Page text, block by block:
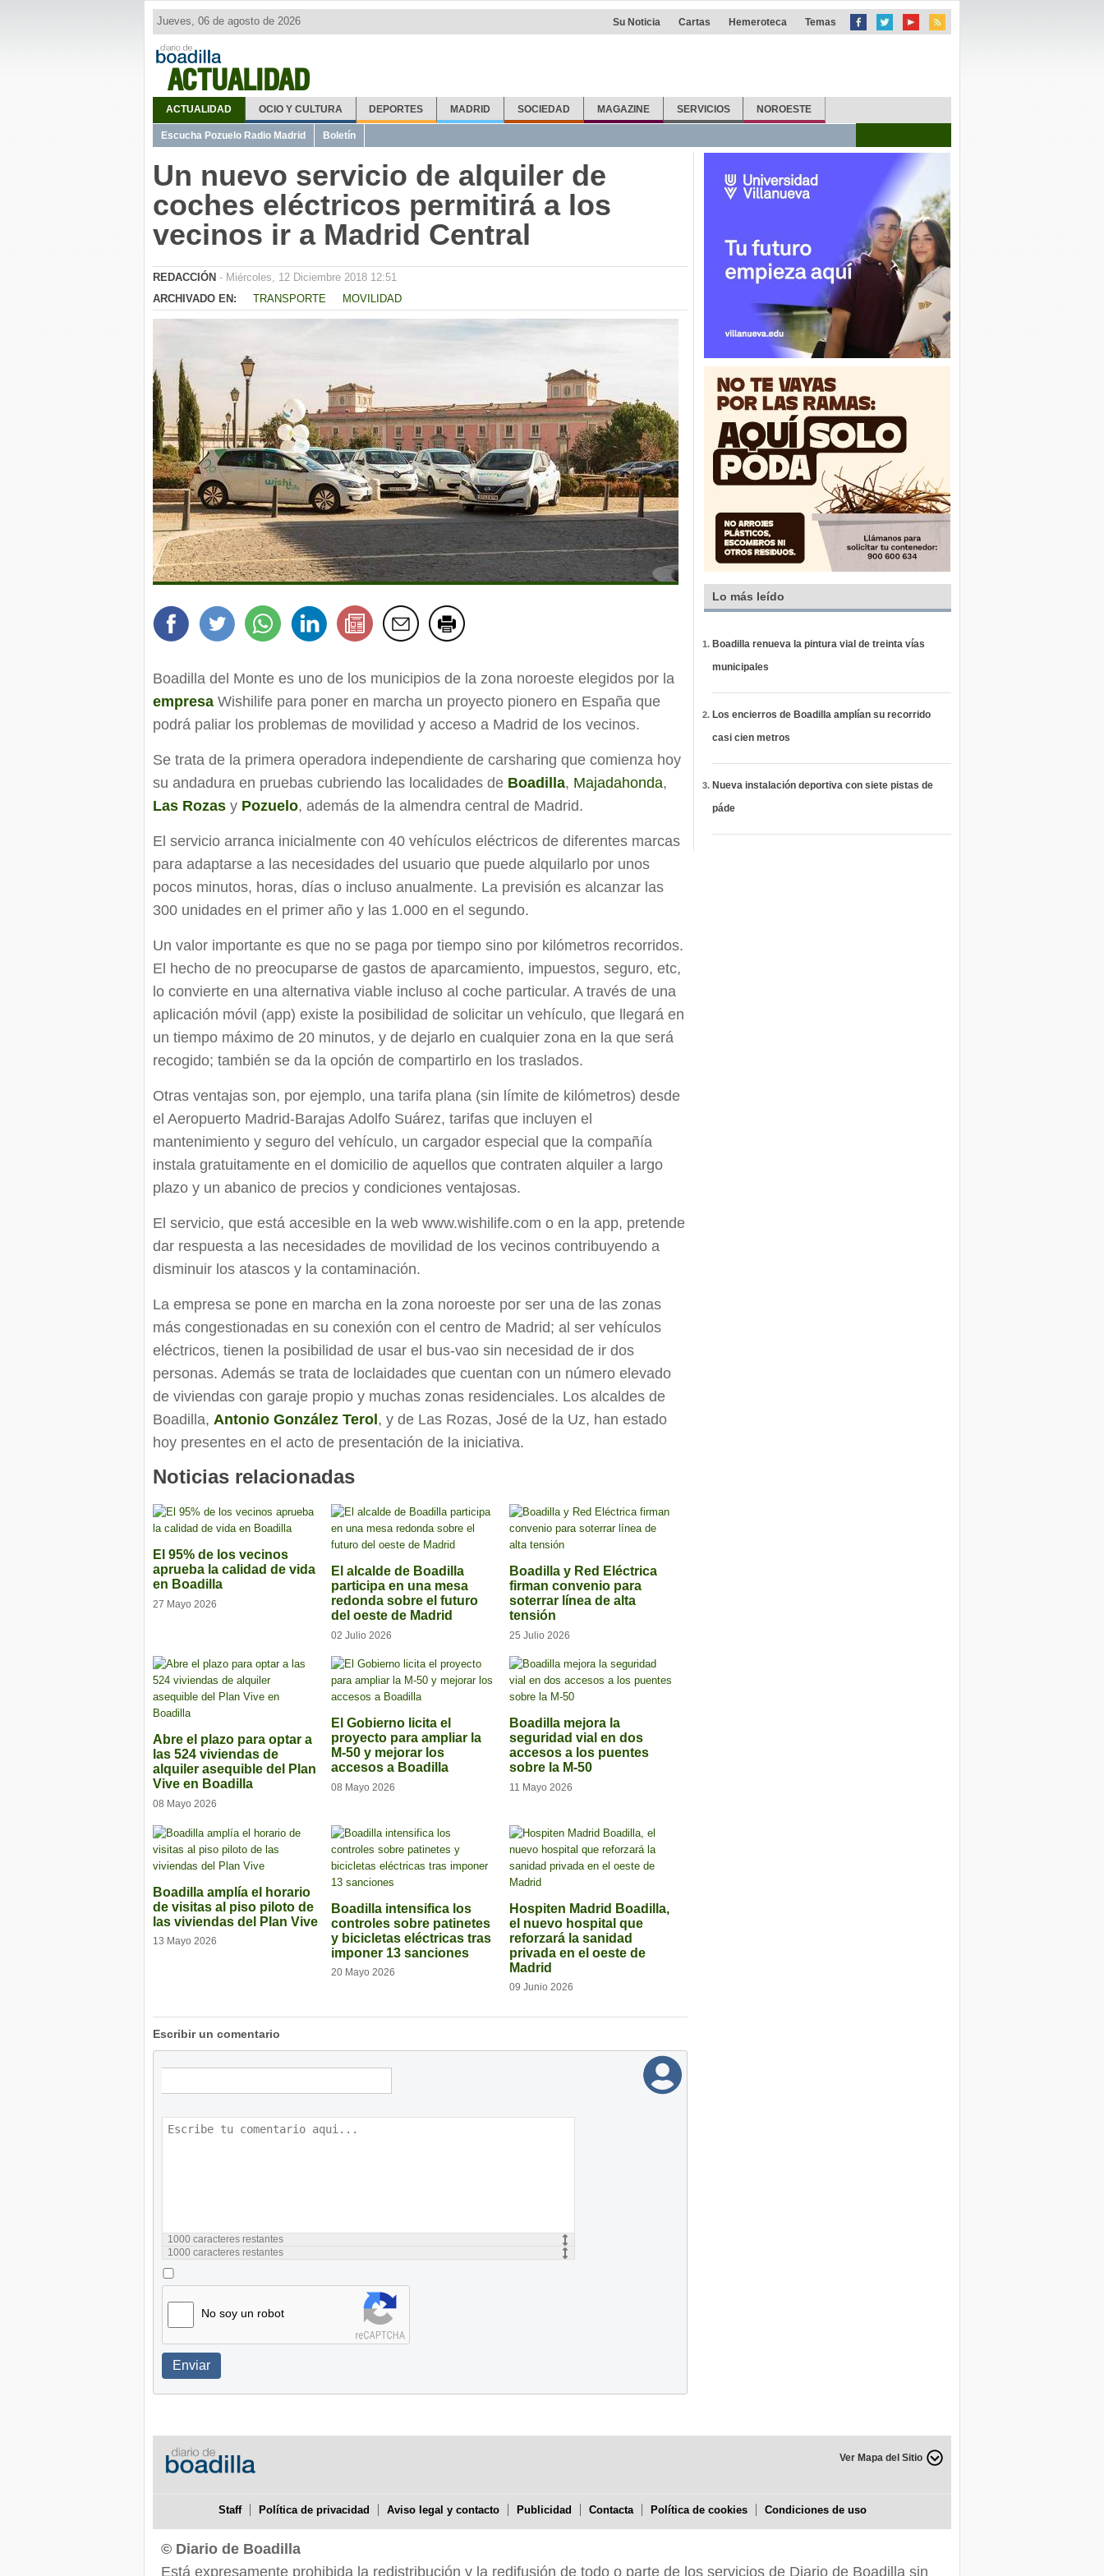
ACTUALIDAD
Jueves, 06 de agosto de 2026 Su Noticia Cartas Hemeroteca Temas
ACTUALIDAD OCIO Y CULTURA DEPORTES MADRID SOCIEDAD MAGAZINE SERVICIOS NOROESTE
Escucha Pozuelo Radio Madrid Boletín
Un nuevo servicio de alquiler de
coches eléctricos permitirá a los
vecinos ir a Madrid Central
REDACCIÓN - Miércoles, 12 Diciembre 2018 12:51
ARCHIVADO EN:
TRANSPORTE MOVILIDAD
Boadilla del Monte es uno de los municipios de la zona noroeste elegidos por la
empresa Wishilife para poner en marcha un proyecto pionero en España que
podrá paliar los problemas de movilidad y acceso a Madrid de los vecinos.
Se trata de la primera operadora independiente de carsharing que comienza hoy
su andadura en pruebas cubriendo las localidades de Boadilla, Majadahonda,
Las Rozas y Pozuelo, además de la almendra central de Madrid.
El servicio arranca inicialmente con 40 vehículos eléctricos de diferentes marcas
para adaptarse a las necesidades del usuario que puede alquilarlo por unos
pocos minutos, horas, días o incluso anualmente. La previsión es alcanzar las
300 unidades en el primer año y las 1.000 en el segundo.
Un valor importante es que no se paga por tiempo sino por kilómetros recorridos.
El hecho de no preocuparse de gastos de aparcamiento, impuestos, seguro, etc,
lo convierte en una alternativa viable incluso al coche particular. A través de una
aplicación móvil (app) existe la posibilidad de solicitar un vehículo, que llegará en
un tiempo máximo de 20 minutos, y de dejarlo en cualquier zona en la que será
recogido; también se da la opción de compartirlo en los traslados.
Otras ventajas son, por ejemplo, una tarifa plana (sin límite de kilómetros) desde
el Aeropuerto Madrid-Barajas Adolfo Suárez, tarifas que incluyen el
mantenimiento y seguro del vehículo, un cargador especial que la compañía
instala gratuitamente en el domicilio de aquellos que contraten alquiler a largo
plazo y un abanico de precios y condiciones ventajosas.
El servicio, que está accesible en la web www.wishilife.com o en la app, pretende
dar respuesta a las necesidades de movilidad de los vecinos contribuyendo a
disminuir los atascos y la contaminación.
La empresa se pone en marcha en la zona noroeste por ser una de las zonas
más congestionadas en su conexión con el centro de Madrid; al ser vehículos
eléctricos, tienen la posibilidad de usar el bus-vao sin necesidad de ir dos
personas. Además se trata de loclaidades que cuentan con un número elevado
de viviendas con garaje propio y muchas zonas residenciales. Los alcaldes de
Boadilla, Antonio González Terol , y de Las Rozas, José de la Uz, han estado
hoy presentes en el acto de presentación de la iniciativa.
Noticias relacionadas
El 95% de los vecinos
aprueba la calidad de vida
en Boadilla
27 Mayo 2026
El alcalde de Boadilla
participa en una mesa
redonda sobre el futuro
del oeste de Madrid
02 Julio 2026
Boadilla y Red Eléctrica
firman convenio para
soterrar línea de alta
tensión
25 Julio 2026
Abre el plazo para optar a
las 524 viviendas de
alquiler asequible del Plan
Vive en Boadilla
08 Mayo 2026
El Gobierno licita el
proyecto para ampliar la
M-50 y mejorar los
accesos a Boadilla
08 Mayo 2026
Boadilla mejora la
seguridad vial en dos
accesos a los puentes
sobre la M-50
11 Mayo 2026
Boadilla amplía el horario
de visitas al piso piloto de
las viviendas del Plan Vive
13 Mayo 2026
Boadilla intensifica los
controles sobre patinetes
y bicicletas eléctricas tras
imponer 13 sanciones
20 Mayo 2026
Hospiten Madrid Boadilla,
el nuevo hospital que
reforzará la sanidad
privada en el oeste de
Madrid
09 Junio 2026
Escribir un comentario
1000 caracteres restantes
1000 caracteres restantes
No soy un robot
Enviar
Lo más leído
Boadilla renueva la pintura vial de treinta vías
municipales
Los encierros de Boadilla amplían su recorrido
casi cien metros
Nueva instalación deportiva con siete pistas de
páde
Ver Mapa del Sitio
Staff Política de privacidad Aviso legal y contacto Publicidad Contacta Política de cookies Condiciones de uso
© Diario de Boadilla
Está expresamente prohibida la redistribución y la redifusión de todo o parte de los servicios de Diario de Boadilla sin